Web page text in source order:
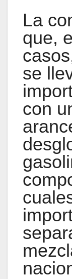
La
que,
se
con